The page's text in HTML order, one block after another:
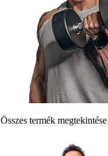
Összes termék megtekintése